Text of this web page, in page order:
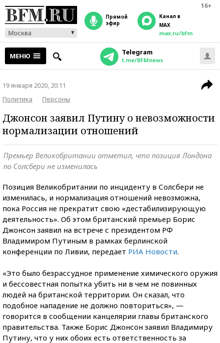
16+
Москва
прямой
эфир
Канал в
MAX
max.ru/bfm
МЕНЮ Telegram
t.me/BFMnews
19 января 2020, 20:11
Политика
Персоны
Джонсон заявил Путину о невозможности
нормализации отношений
Премьер Великобритании отметил, что позиция Лондона
по Солсбери не изменилась
Позиция Великобритании по инциденту в Солсбери не
изменилась, и нормализация отношений невозможна,
пока Россия не прекратит свою «дестабилизирующую
деятельность». Об этом британский премьер Борис
Джонсон заявил на встрече с президентом РФ
Владимиром Путиным в рамках берлинской
конференции по Ливии, передает РИА Новости.
«Это было безрассудное применение химического оружия
и бессовестная попытка убить ни в чем не повинных
людей на британской территории. Он сказал, что
подобное нападение не должно повториться», —
говорится в сообщении канцелярии главы британского
правительства. Также Борис Джонсон заявил Владимиру
Путину, что у них обоих есть ответственность за